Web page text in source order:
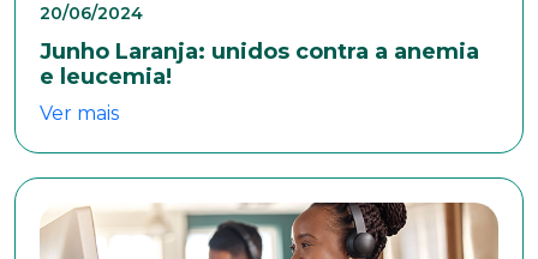
20/06/2024
Junho Laranja: unidos contra a anemia
e leucemia!
Ver mais
Telefone
Endereço
Bairro